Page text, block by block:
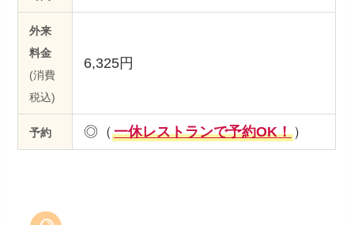
外来
料金
(消費
税込)
6,325円
予約 ◎（ 一休レストランで予約OK！）